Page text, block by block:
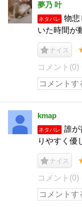
夢乃 叶
ネタバレ
物悲
いた時間が
ナイス
コメント(0)
kmap
ネタバレ
誰が
りやすく優
ナイス
コメント(0)